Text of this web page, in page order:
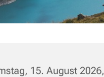
15. August 2026,